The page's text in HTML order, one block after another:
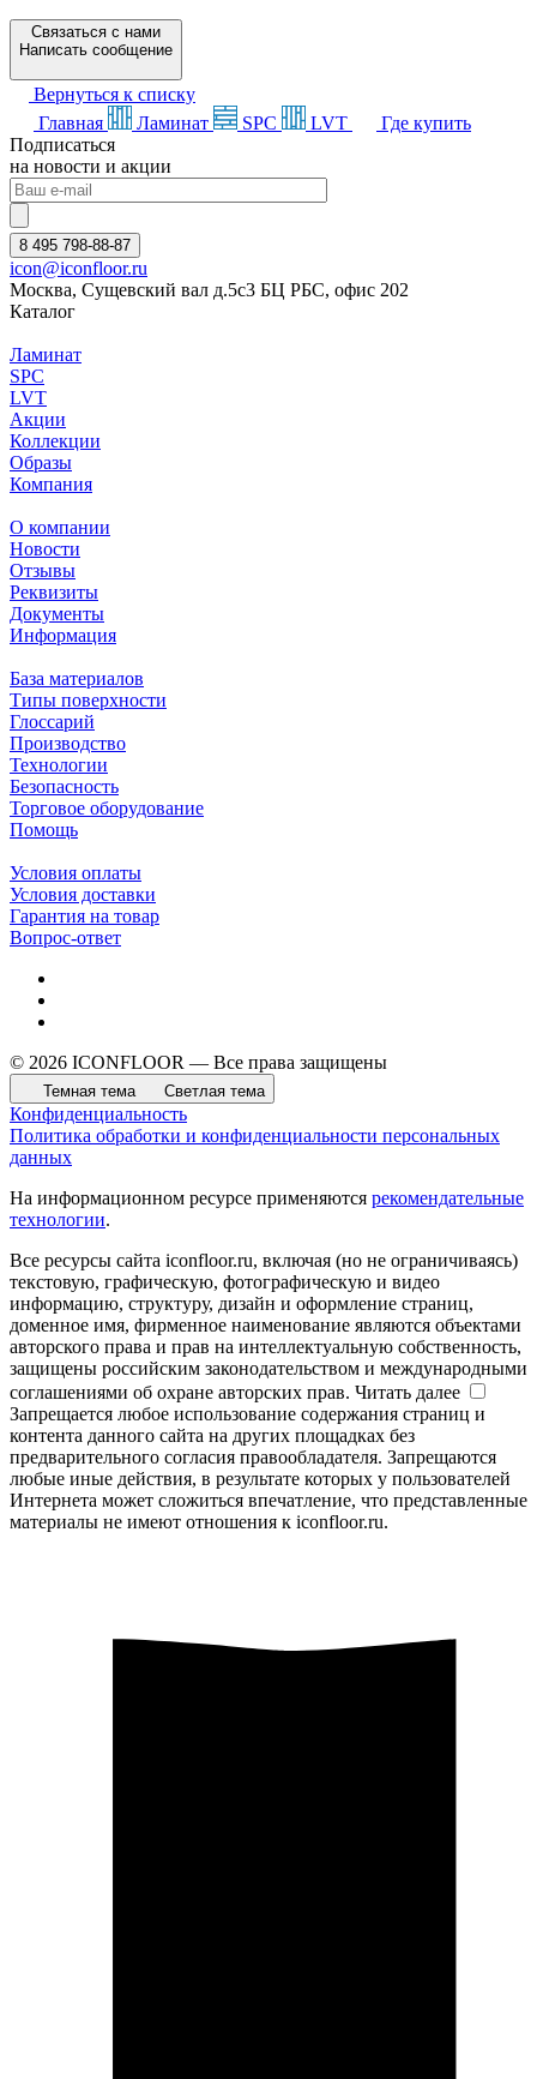
Связаться с нами
Написать сообщение
Вернуться к списку
Главная
Ламинат SPC LVT
Где купить
Подписаться
на новости и акции
8 495 798-88-87
icon@iconfloor.ru
Москва, Сущевский вал д.5с3 БЦ РБС, офис 202
Каталог
Ламинат
SPC
LVT
Акции
Коллекции
Образы
Компания
О компании
Новости
Отзывы
Реквизиты
Документы
Информация
База материалов
Типы поверхности
Глоссарий
Производство
Технологии
Безопасность
Торговое оборудование
Помощь
Условия оплаты
Условия доставки
Гарантия на товар
Вопрос-ответ
© 2026 ICONFLOOR — Все права защищены
Темная тема Светлая тема
Конфиденциальность
Политика обработки и конфиденциальности персональных
данных
На информационном ресурсе применяются рекомендательные
технологии.
Все ресурсы сайта iconfloor.ru, включая (но не ограничиваясь)
текстовую, графическую, фотографическую и видео
информацию, структуру, дизайн и оформление страниц,
доменное имя, фирменное наименование являются объектами
авторского права и прав на интеллектуальную собственность,
защищены российским законодательством и международными
соглашениями об охране авторских прав. Читать далее
Запрещается любое использование содержания страниц и
контента данного сайта на других площадках без
предварительного согласия правообладателя. Запрещаются
любые иные действия, в результате которых у пользователей
Интернета может сложиться впечатление, что представленные
материалы не имеют отношения к iconfloor.ru.